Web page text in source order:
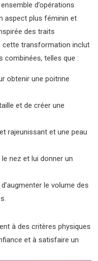
d’opérations
aspect plus féminin et
des traits
cette transformation inclut
combinées, telles que :
obtenir une poitrine
et de créer une
rajeunissant et une peau
nez et lui donner un
le volume des
à des critères physiques
et à satisfaire un